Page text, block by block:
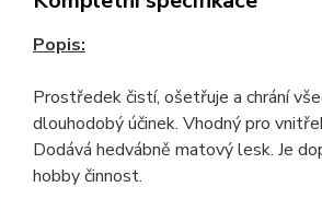
Popis:
Prostředek čistí, ošetřuje a chrání
dlouhodobý účinek. Vhodný pro
Dodává hedvábně matový lesk. Je
hobby činnost.